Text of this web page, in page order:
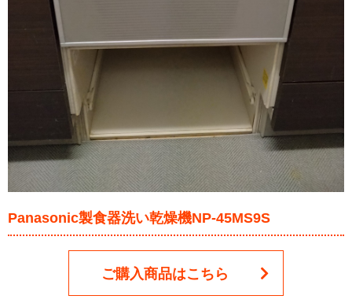
Panasonic製食器洗い乾燥機NP-45MS9S
ご購入商品はこちら